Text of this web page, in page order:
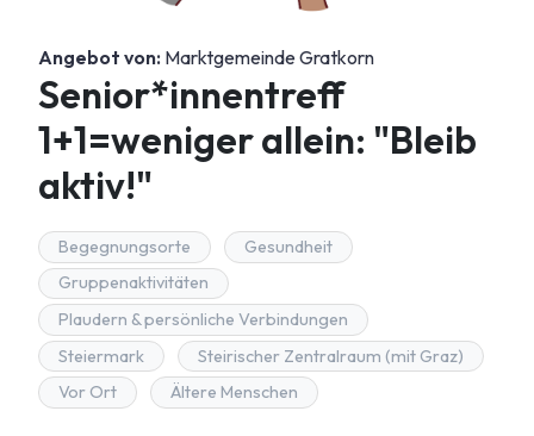
Angebot von: Marktgemeinde Gratkorn
Senior*innentreff
1+1=weniger allein: "Bleib
aktiv!"
Begegnungsorte
Gesundheit
Gruppenaktivitäten
Plaudern & persönliche Verbindungen
Steiermark
Steirischer Zentralraum (mit Graz)
Vor Ort
Ältere Menschen